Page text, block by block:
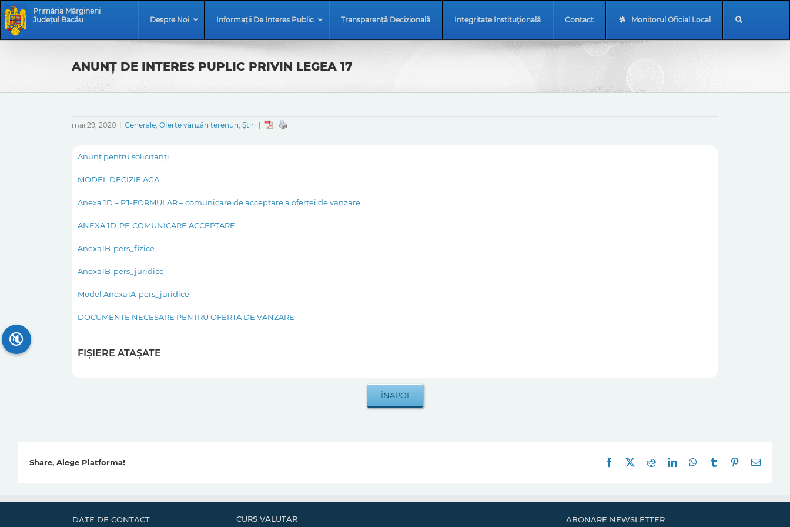
Skip
to
content
Skip
Navigation
Primăria Mărgineni
Județul Bacău
Despre Noi Informații De Interes Public Transparență Decizională Integritate Instituțională Contact Monitorul Oficial Local
ANUNŢ DE INTERES PUPLIC PRIVIN LEGEA 17
mai 29, 2020 Generale, Oferte vânzări terenuri, Știri
Anunţ pentru solicitanţi
MODEL DECIZIE AGA
Anexa 1D – PJ-FORMULAR – comunicare de acceptare a ofertei de vanzare
ANEXA 1D-PF-COMUNICARE ACCEPTARE
Anexa1B-pers_fizice
Anexa1B-pers_juridice
Model Anexa1A-pers_juridice
DOCUMENTE NECESARE PENTRU OFERTA DE VANZARE
FIȘIERE ATAȘATE
Share, Alege Platforma! Facebook RedditLinkedInWhatsApp
Tumblr Pinterest
E-
DATE DE CONTACT CURS VALUTAR ABONARE NEWSLETTER
🔇